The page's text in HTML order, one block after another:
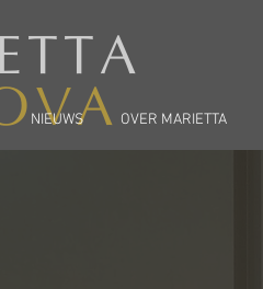
NIEUWS OVER MARIETTA